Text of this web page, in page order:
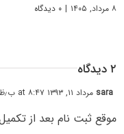
۸ مرداد, ۱۴۰۵ | ۰ دیدگاه
۲ دیدگاه
sara مرداد ۱۱, ۱۳۹۳ at ۸:۴۷ ب٫ظ
موقع ثبت نام بعد از